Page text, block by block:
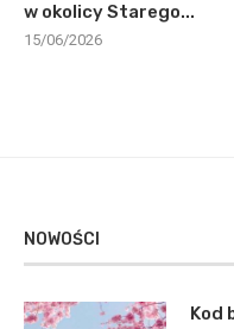
w okolicy Starego...
15/06/2026
NOWOŚCI
Kod